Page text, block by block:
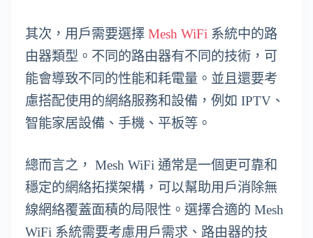
其次，用戶需要選擇 Mesh WiFi 系統中的路
由器類型。不同的路由器有不同的技術，可
能會導致不同的性能和耗電量。並且還要考
慮搭配使用的網絡服務和設備，例如 IPTV、
智能家居設備、手機、平板等。
總而言之， Mesh WiFi 通常是一個更可靠和
穩定的網絡拓撲架構，可以幫助用戶消除無
線網絡覆蓋面積的局限性。選擇合適的 Mesh
WiFi 系統需要考慮用戶需求、路由器的技